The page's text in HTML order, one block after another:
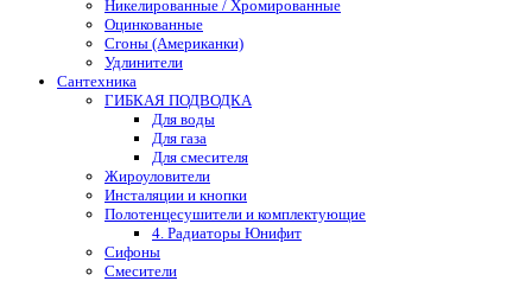
Никелированные / Хромированные
Оцинкованные
Сгоны (Американки)
Удлинители
Сантехника
ГИБКАЯ ПОДВОДКА
Для воды
Для газа
Для смесителя
Жироуловители
Инсталяции и кнопки
Полотенцесушители и комплектующие
4. Радиаторы Юнифит
Сифоны
Смесители